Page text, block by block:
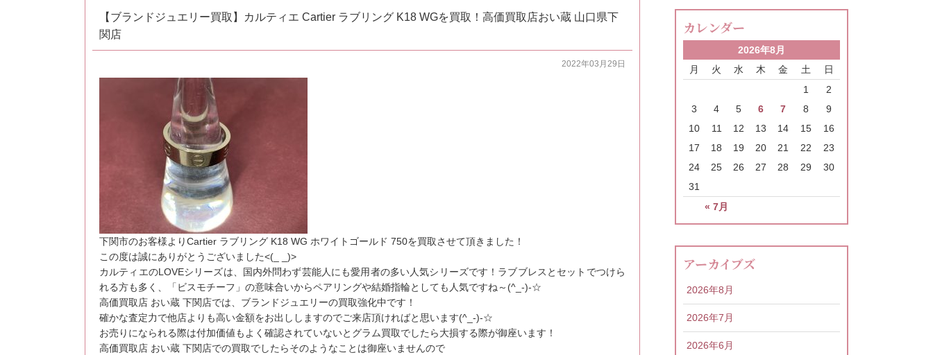
【ブランドジュエリー買取】カルティエ Cartier ラブリング K18 WGを買取！高価買取店おい蔵 山口県下
関店
2022年03月29日
下関市のお客様よりCartier ラブリング K18 WG ホワイトゴールド 750を買取させて頂きました！
この度は誠にありがとうございました<(_ _)>
カルティエのLOVEシリーズは、国内外問わず芸能人にも愛用者の多い人気シリーズです！ラブブレスとセットでつけら
れる方も多く、「ビスモチーフ」の意味合いからペアリングや結婚指輪としても人気ですね～(^_-)-☆
高価買取店 おい蔵 下関店では、ブランドジュエリーの買取強化中です！
確かな査定力で他店よりも高い金額をお出ししますのでご来店頂ければと思います(^_-)-☆
お売りになられる際は付加価値もよく確認されていないとグラム買取でしたら大損する際が御座います！
高価買取店 おい蔵 下関店での買取でしたらそのようなことは御座いませんので
カレンダー
2026年8月
月
火 水 木 金 土 日
« 7月
1
2
3
4 5 6 7 8
9
10
11 12 13 14 15
16
17
18 19 20 21 22
23
24
25 26 27 28 29
30
31
アーカイブズ
2026年8月
2026年7月
2026年6月